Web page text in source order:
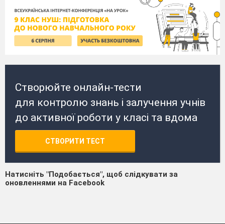
Створюйте онлайн-тести
для контролю знань і залучення учнів
до активної роботи у класі та вдома
СТВОРИТИ ТЕСТ
Натисніть "Подобається", щоб слідкувати за
оновленнями на Facebook